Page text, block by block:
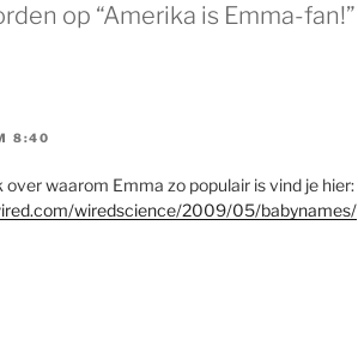
op “Amerika is Emma-fan!”
8:40
over waarom Emma zo populair is vind je hier:
wiredscience/2009/05/babynames/